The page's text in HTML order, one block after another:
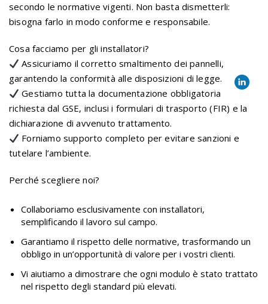
secondo le normative vigenti. Non basta dismetterli:
bisogna farlo in modo conforme e responsabile.
Cosa facciamo per gli installatori?
Assicuriamo il corretto smaltimento dei pannelli,
garantendo la conformità alle disposizioni di legge.
Gestiamo tutta la documentazione obbligatoria
richiesta dal GSE, inclusi i formulari di trasporto (FIR) e la
dichiarazione di avvenuto trattamento.
Forniamo supporto completo per evitare sanzioni e
tutelare l’ambiente.
Perché scegliere noi?
Collaboriamo esclusivamente con installatori,
semplificando il lavoro sul campo.
Garantiamo il rispetto delle normative, trasformando un
obbligo in un’opportunità di valore per i vostri clienti.
Vi aiutiamo a dimostrare che ogni modulo è stato trattato
nel rispetto degli standard più elevati.